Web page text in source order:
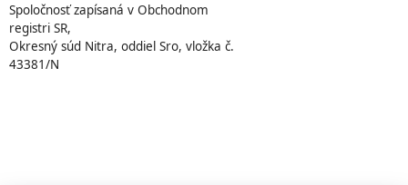
Spoločnosť zapísaná v Obchodnom
registri SR,
Okresný súd Nitra, oddiel Sro, vložka č.
43381/N